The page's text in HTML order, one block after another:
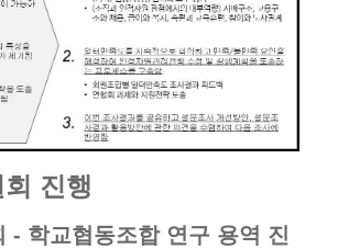
진행
- 학교협동조합 연구 용역 진